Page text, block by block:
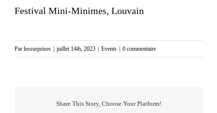
Festival Mini-Minimes, Louvain
Par lessurprises | juillet 14th, 2023 | Events | 0 commentaire
Share This Story, Choose Your Platform!